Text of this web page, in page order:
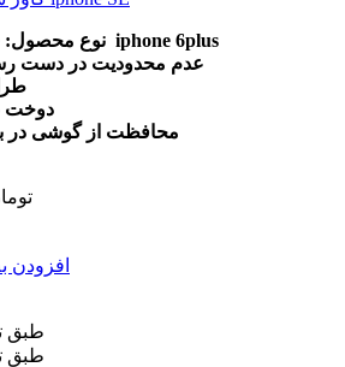
نوع محصول: قاب چرمی آیفون iphone 6plus
عدم محدودیت در دست
دوخت
محافظت از گوشی در
95,000
افزودن
طبق
طبق